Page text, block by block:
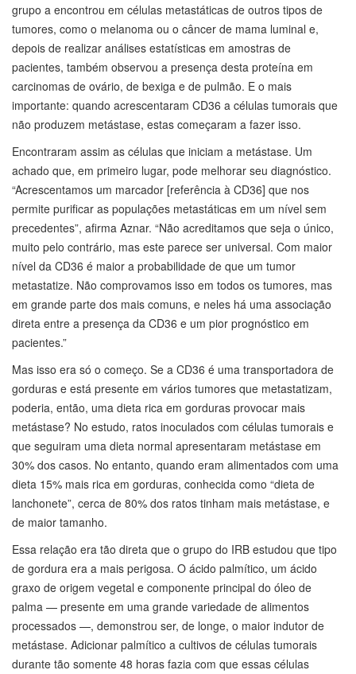
grupo a encontrou em células metastáticas de outros tipos de
tumores, como o melanoma ou o câncer de mama luminal e,
depois de realizar análises estatísticas em amostras de
pacientes, também observou a presença desta proteína em
carcinomas de ovário, de bexiga e de pulmão. E o mais
importante: quando acrescentaram CD36 a células tumorais que
não produzem metástase, estas começaram a fazer isso.
Encontraram assim as células que iniciam a metástase. Um
achado que, em primeiro lugar, pode melhorar seu diagnóstico.
“Acrescentamos um marcador [referência à CD36] que nos
permite purificar as populações metastáticas em um nível sem
precedentes”, afirma Aznar. “Não acreditamos que seja o único,
muito pelo contrário, mas este parece ser universal. Com maior
nível da CD36 é maior a probabilidade de que um tumor
metastatize. Não comprovamos isso em todos os tumores, mas
em grande parte dos mais comuns, e neles há uma associação
direta entre a presença da CD36 e um pior prognóstico em
pacientes.”
Mas isso era só o começo. Se a CD36 é uma transportadora de
gorduras e está presente em vários tumores que metastatizam,
poderia, então, uma dieta rica em gorduras provocar mais
metástase? No estudo, ratos inoculados com células tumorais e
que seguiram uma dieta normal apresentaram metástase em
30% dos casos. No entanto, quando eram alimentados com uma
dieta 15% mais rica em gorduras, conhecida como “dieta de
lanchonete”, cerca de 80% dos ratos tinham mais metástase, e
de maior tamanho.
Essa relação era tão direta que o grupo do IRB estudou que tipo
de gordura era a mais perigosa. O ácido palmítico, um ácido
graxo de origem vegetal e componente principal do óleo de
palma — presente em uma grande variedade de alimentos
processados —, demonstrou ser, de longe, o maior indutor de
metástase. Adicionar palmítico a cultivos de células tumorais
durante tão somente 48 horas fazia com que essas células